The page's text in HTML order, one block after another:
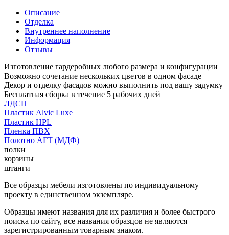
Описание
Отделка
Внутреннее наполнение
Информация
Отзывы
Изготовление гардеробных любого размера и конфигурации
Возможно сочетание нескольких цветов в одном фасаде
Декор и отделку фасадов можно выполнить под вашу задумку
Бесплатная сборка в течение 5 рабочих дней
ЛДСП
Пластик Alvic Luxe
Пластик HPL
Пленка ПВХ
Полотно АГТ (МДФ)
полки
корзины
штанги
Все образцы мебели изготовлены по индивидуальному
проекту в единственном экземпляре.
Образцы имеют названия для их различия и более быстрого
поиска по сайту, все названия образцов не являются
зарегистрированным товарным знаком.